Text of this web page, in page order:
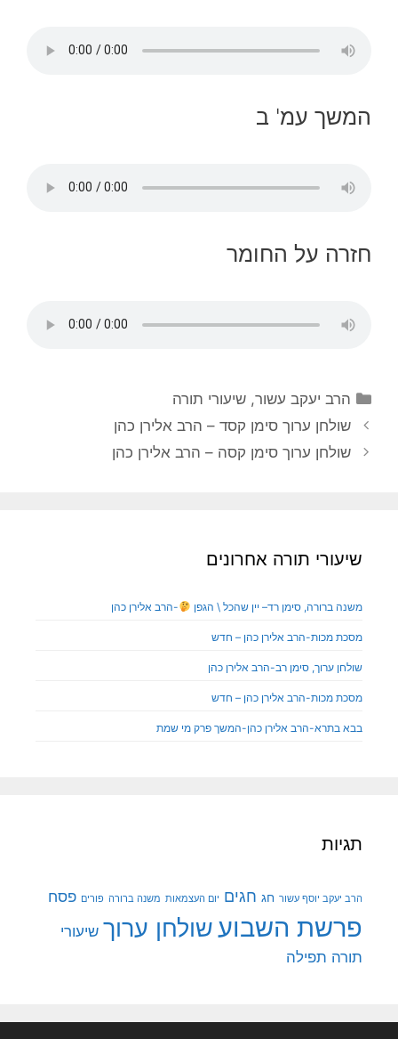
המשך עמ' ב
חזרה על החומר
הרב יעקב עשור,שיעורי תורה
שולחן ערוך סימן קסד – הרב אלירן כהן
שולחן ערוך סימן קסה – הרב אלירן כהן
שיעורי תורה אחרונים
משנה ברורה, סימן רד– יין שהכל \ הגפן -הרב אלירן כהן
מסכת מכות-הרב אלירן כהן – חדש
שולחן ערוך, סימן רב-הרב אלירן כהן
מסכת מכות-הרב אלירן כהן – חדש
בבא בתרא-הרב אלירן כהן-המשך פרק מי שמת
תגיות
הרב יעקב יוסף עשור חג חגים יום העצמאות משנה ברורה פורים פסח
פרשת השבועשולחן ערוך שיעורי
תורה תפילה